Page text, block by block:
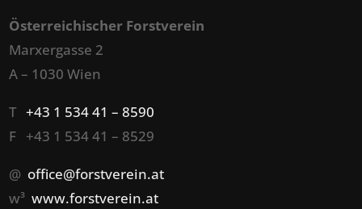
Österreichischer Forstverein
Marxergasse 2
A – 1030 Wien
T+43 1 534 41 – 8590
F +43 1 534 41 – 8529
@ office@forstverein.at
w³www.forstverein.at